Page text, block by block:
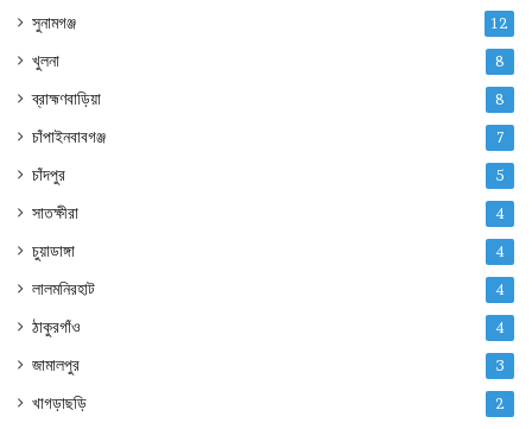
সুনামগঞ্জ 12
খুলনা 8
ব্রাহ্মণবাড়িয়া 8
চাঁপাইনবাবগঞ্জ 7
চাঁদপুর 5
সাতক্ষীরা 4
চুয়াডাঙ্গা 4
লালমনিরহাট 4
ঠাকুরগাঁও 4
জামালপুর 3
খাগড়াছড়ি 2